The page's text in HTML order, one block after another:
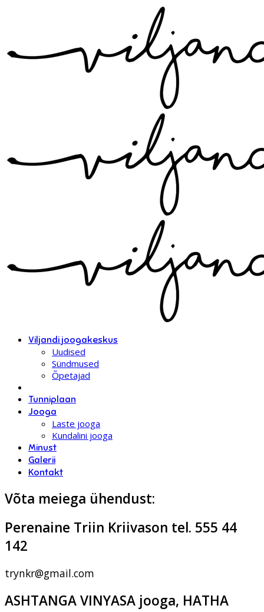
Viljandi joogakeskus
Uudised
Sündmused
Õpetajad
Tunniplaan
Jooga
Laste jooga
Kundalini jooga
Minust
Galerii
Kontakt
Võta meiega ühendust:
Perenaine Triin Kriivason tel. 555 44
142
trynkr@gmail.com
ASHTANGA VINYASA jooga, HATHA